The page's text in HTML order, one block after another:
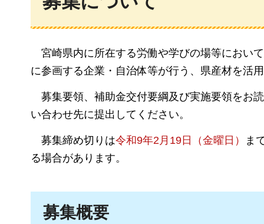
宮崎県内に所在する労働や学びの場等におい
に参画する企業・自治体等が行う、県産材を活
募集要領、補助金交付要綱及び実施要領をお
い合わせ先に提出してください。
募集締め切りは令和9年2月19日（金曜日）
ま
る場合があります。
募集概要